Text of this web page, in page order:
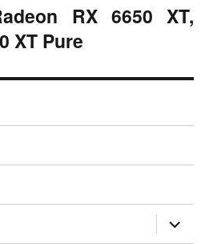
RX 6650 XT,
XT Pure
mở
rộng